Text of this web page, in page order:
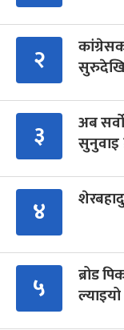
२
सुरुदेखि
३
अब
सुनुवाइ
४
५
ब्रोड